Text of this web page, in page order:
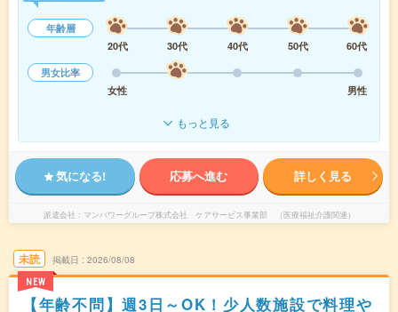
年齢層
20代
30代 40代 50代
60代
男女比率
女性
男性
もっと見る
気になる! 応募へ進む 詳しく見る
派遣会社 マンパワーグループ株式会社 ケアサービス事業部 （医療福祉介護関連）
未読
NEW
掲載日 2026/08/08
【年齢不問】週3日～OK！少人数施設で料理や